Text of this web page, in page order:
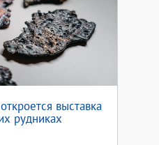
выставка
рудниках